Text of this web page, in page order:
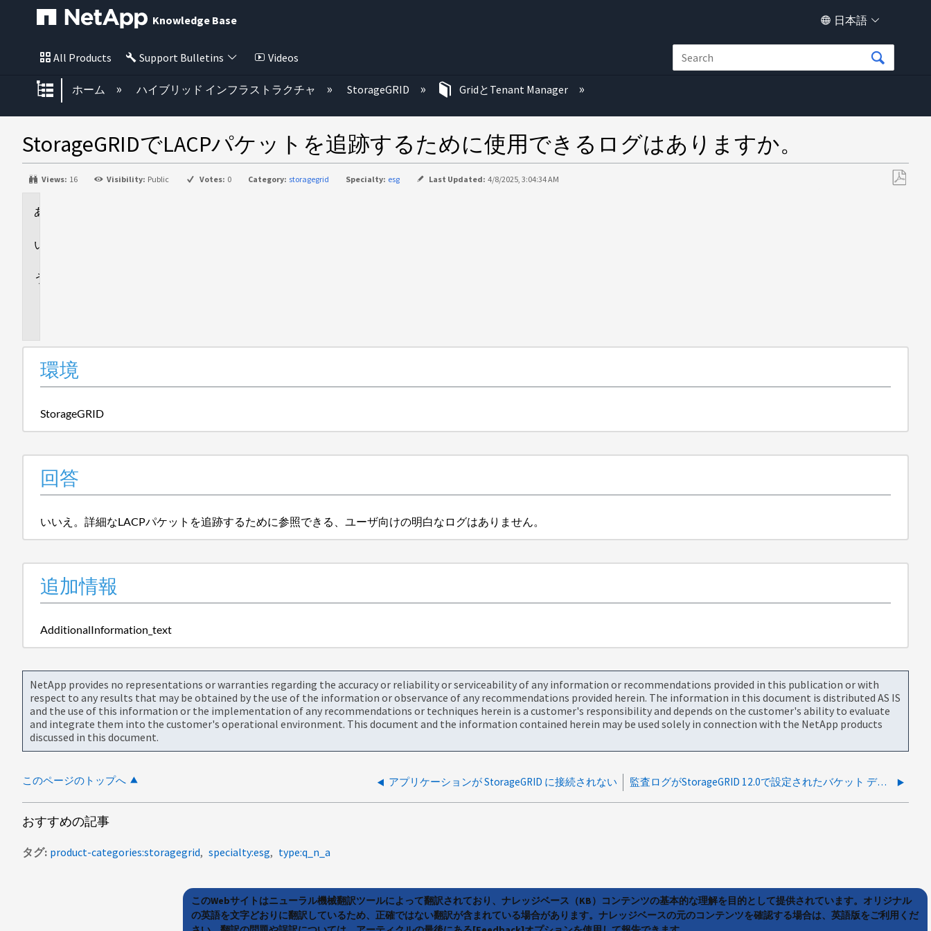
Knowledge Base 日本語
All Products Support Bulletins Videos
グローバル階層を展開/折りたたむ
ホーム ハイブリッド インフラストラクチャ StorageGRID GridとTenant Manager
StorageGRIDでLACPパケットを追跡するために使用できるログはありますか。
Views: 16 Visibility: Public Votes: 0 Category: storagegrid Specialty: esg Last Updated: 4/8/2025, 3:04:34 AM
環境
StorageGRID
回答
いいえ。詳細なLACPパケットを追跡するために参照できる、ユーザ向けの明白なログはありません。
追加情報
AdditionalInformation_text
NetApp provides no representations or warranties regarding the accuracy or reliability or serviceability of any information or recommendations provided in this publication or with
respect to any results that may be obtained by the use of the information or observance of any recommendations provided herein. The information in this document is distributed AS IS
and the use of this information or the implementation of any recommendations or techniques herein is a customer's responsibility and depends on the customer's ability to evaluate
and integrate them into the customer's operational environment. This document and the information contained herein may be used solely in connection with the NetApp products
discussed in this document.
このページのトップへ アプリケーションが StorageGRID に接続されない 監査ログがStorageGRID 12.0で設定されたバケット デスティネーションにアーカイブされない
おすすめの記事
タグ product-categories:storagegrid specialty:esg type:q_n_a
このWebサイトはニューラル機械翻訳ツールによって翻訳されており、ナレッジベース（KB）コンテンツの基本的な理解を目的として提供されています。オリジナル
の英語を文字どおりに翻訳しているため、正確ではない翻訳が含まれている場合があります。ナレッジベースの元のコンテンツを確認する場合は、英語版をご利用くだ